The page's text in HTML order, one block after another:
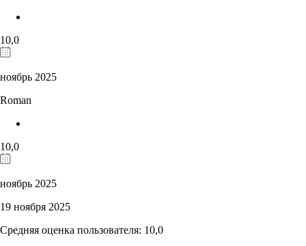
10,0
ноябрь 2025
Roman
10,0
ноябрь 2025
19 ноября 2025
Средняя оценка пользователя: 10,0